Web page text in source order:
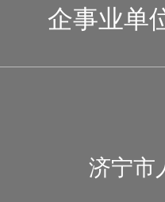
企事业单
济宁市